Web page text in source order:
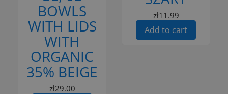
BOWLS
WITH LIDS
WITH
ORGANIC
35% BEIGE
zł29.00
zł11.99
Add to cart